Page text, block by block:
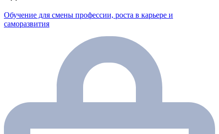
Обучение для смены профессии, роста в карьере и
саморазвития